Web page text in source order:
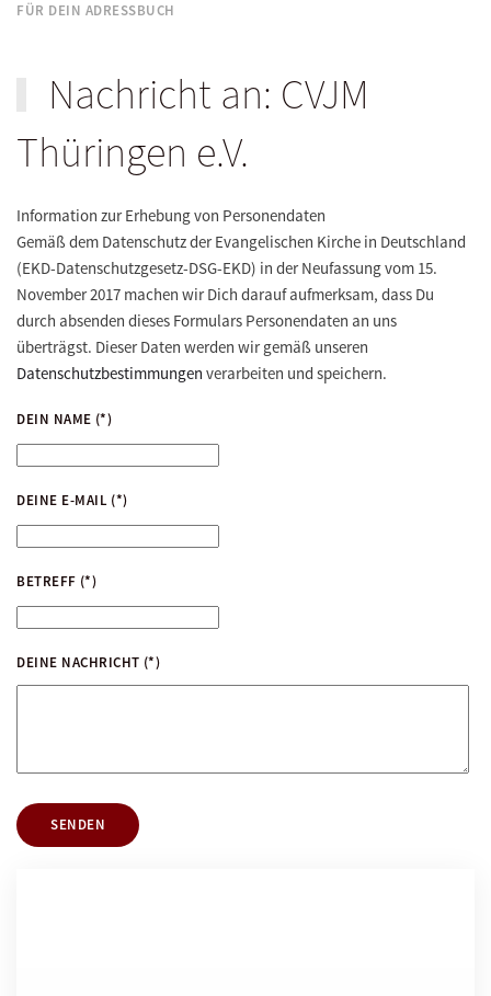
FÜR DEIN ADRESSBUCH
Nachricht an: CVJM
Thüringen e.V.
Information zur Erhebung von Personendaten
Gemäß dem Datenschutz der Evangelischen Kirche in Deutschland
(EKD-Datenschutzgesetz-DSG-EKD) in der Neufassung vom 15.
November 2017 machen wir Dich darauf aufmerksam, dass Du
durch absenden dieses Formulars Personendaten an uns
überträgst. Dieser Daten werden wir gemäß unseren
Datenschutzbestimmungen verarbeiten und speichern.
DEIN NAME (*)
DEINE E-MAIL (*)
BETREFF (*)
DEINE NACHRICHT (*)
SENDEN